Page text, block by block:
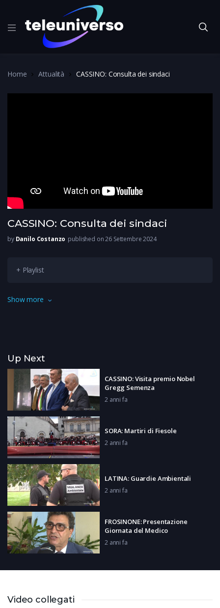
Home Attualità CASSINO: Consulta dei sindaci
CASSINO: Consulta dei sindaci
by Danilo Costanzo published on 26 Settembre 2024
+ Playlist
L’obiettivo è unire le voci di tutti affinchè al Governo arrivi un
Show more
Up Next
CASSINO: Visita premio Nobel
Gregg Semenza
2 anni fa
SORA: Martiri di Fiesole
2 anni fa
LATINA: Guardie Ambientali
2 anni fa
FROSINONE: Presentazione
Giornata del Medico
2 anni fa
Video collegati